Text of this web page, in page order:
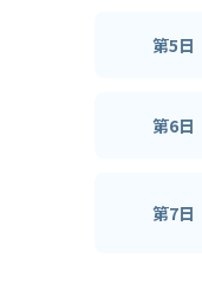
第5日
第6日
第7日